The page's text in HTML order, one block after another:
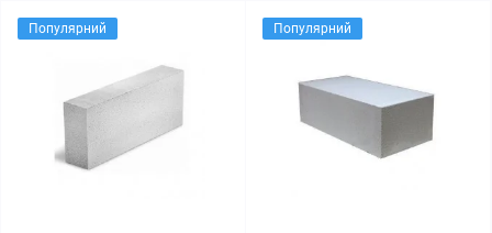
Популярний Популярний